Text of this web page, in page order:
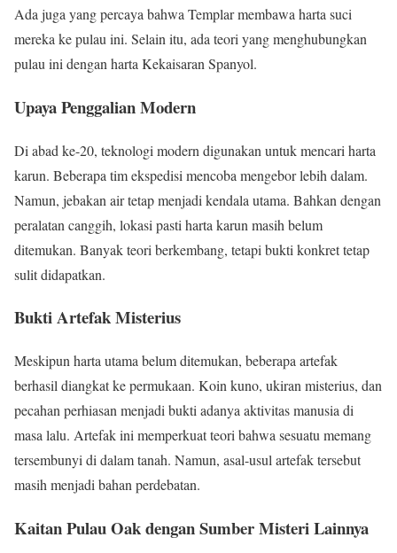
Ada juga yang percaya bahwa Templar membawa harta suci
mereka ke pulau ini. Selain itu, ada teori yang menghubungkan
pulau ini dengan harta Kekaisaran Spanyol.
Upaya Penggalian Modern
Di abad ke-20, teknologi modern digunakan untuk mencari harta
karun. Beberapa tim ekspedisi mencoba mengebor lebih dalam.
Namun, jebakan air tetap menjadi kendala utama. Bahkan dengan
peralatan canggih, lokasi pasti harta karun masih belum
ditemukan. Banyak teori berkembang, tetapi bukti konkret tetap
sulit didapatkan.
Bukti Artefak Misterius
Meskipun harta utama belum ditemukan, beberapa artefak
berhasil diangkat ke permukaan. Koin kuno, ukiran misterius, dan
pecahan perhiasan menjadi bukti adanya aktivitas manusia di
masa lalu. Artefak ini memperkuat teori bahwa sesuatu memang
tersembunyi di dalam tanah. Namun, asal-usul artefak tersebut
masih menjadi bahan perdebatan.
Kaitan Pulau Oak dengan Sumber Misteri Lainnya